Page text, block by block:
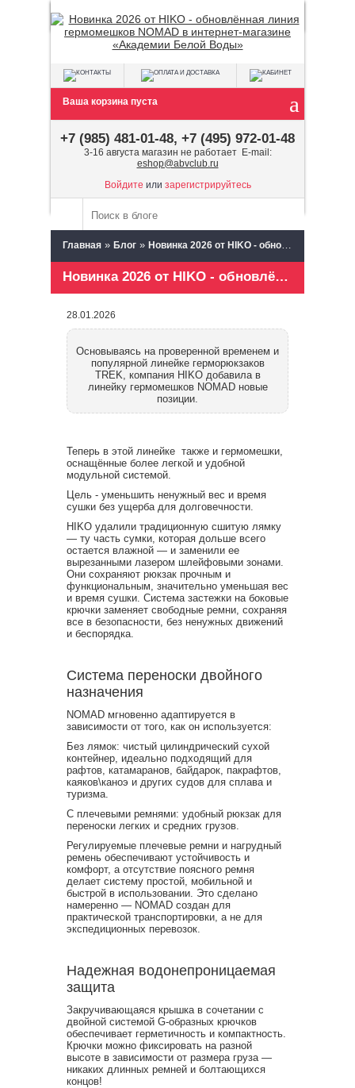
Ваша корзина пуста
+7 (985) 481-01-48, +7 (495) 972-01-48
3-16 августа магазин не работает E-mail:
eshop@abvclub.ru
Войдите или зарегистрируйтесь
Главная » Блог » Новинка 2026 от HIKO - обновлённая линия гермомешков NOMAD в интернет-магазине «Академии Белой Воды»
Новинка 2026 от HIKO - обновлённая линия гермомешков NOMAD в интернет-магазине «Академии Белой Воды»
28.01.2026
Основываясь на проверенной временем и
популярной линейке герморюкзаков
TREK, компания HIKO добавила в
линейку гермомешков NOMAD новые
позиции.
Теперь в этой линейке также и гермомешки,
оснащённые более легкой и удобной
модульной системой.
Цель - уменьшить ненужный вес и время
сушки без ущерба для долговечности.
HIKO удалили традиционную сшитую лямку
— ту часть сумки, которая дольше всего
остается влажной — и заменили ее
вырезанными лазером шлейфовыми зонами.
Они сохраняют рюкзак прочным и
функциональным, значительно уменьшая вес
и время сушки. Система застежки на боковые
крючки заменяет свободные ремни, сохраняя
все в безопасности, без ненужных движений
и беспорядка.
Система переноски двойного
назначения
NOMAD мгновенно адаптируется в
зависимости от того, как он используется:
Без лямок: чистый цилиндрический сухой
контейнер, идеально подходящий для
рафтов, катамаранов, байдарок, пакрафтов,
каяков\каноэ и других судов для сплава и
туризма.
С плечевыми ремнями: удобный рюкзак для
переноски легких и средних грузов.
Регулируемые плечевые ремни и нагрудный
ремень обеспечивают устойчивость и
комфорт, а отсутствие поясного ремня
делает систему простой, мобильной и
быстрой в использовании. Это сделано
намеренно — NOMAD создан для
практической транспортировки, а не для
экспедиционных перевозок.
Надежная водонепроницаемая
защита
Закручивающаяся крышка в сочетании с
двойной системой G-образных крючков
обеспечивает герметичность и компактность.
Крючки можно фиксировать на разной
высоте в зависимости от размера груза —
никаких длинных ремней и болтающихся
концов!